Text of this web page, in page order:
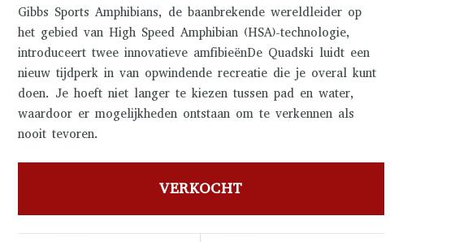
Gibbs Sports Amphibians, de baanbrekende wereldleider op
het gebied van High Speed Amphibian (HSA)-technologie,
introduceert twee innovatieve amfibieënDe Quadski luidt een
nieuw tijdperk in van opwindende recreatie die je overal kunt
doen. Je hoeft niet langer te kiezen tussen pad en water,
waardoor er mogelijkheden ontstaan om te verkennen als
nooit tevoren.
VERKOCHT